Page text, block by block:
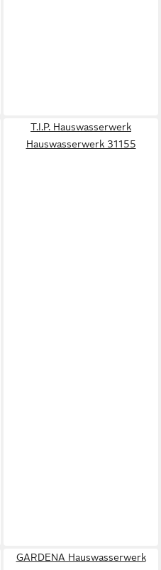
T.I.P. Hauswasserwerk
Hauswasserwerk 31155
GARDENA Hauswasserwerk